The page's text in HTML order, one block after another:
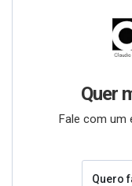
Quer
Fale com um
Quero